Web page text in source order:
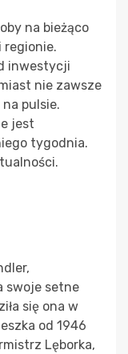
na bieżąco
regionie.
inwestycji
nie zawsze
pulsie.
jest
tygodnia.
swoje setne
się ona w
od 1946
Lęborka,